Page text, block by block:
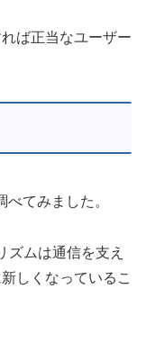
ば正当なユーザー
てみました。
ズムは通信を支え
しくなっているこ